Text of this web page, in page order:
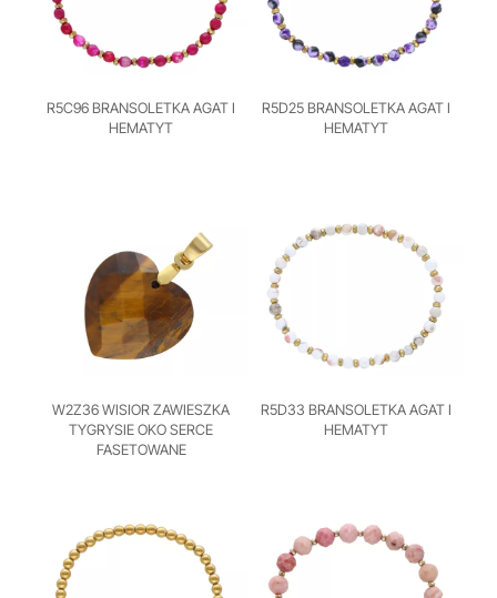
R5C96 BRANSOLETKA AGAT I
HEMATYT
R5D25 BRANSOLETKA AGAT I
HEMATYT
W2Z36 WISIOR ZAWIESZKA
TYGRYSIE OKO SERCE
FASETOWANE
R5D33 BRANSOLETKA AGAT I
HEMATYT